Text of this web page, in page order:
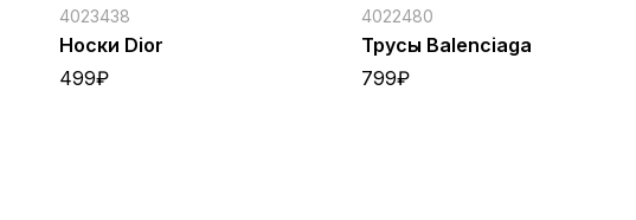
4023438
Носки Dior
499₽
4022480
Трусы Balenciaga
799₽